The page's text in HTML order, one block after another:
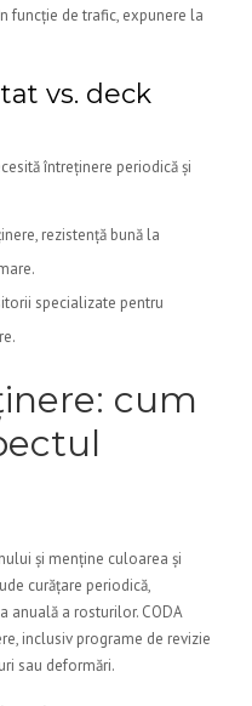
funcție de trafic, expunere la
vs. deck
întreținere periodică și
rezistență bună la
specializate pentru
cum
și menține culoarea și
curățare periodică,
anuală a rosturilor. CODA
inclusiv programe de revizie
sau deformări.